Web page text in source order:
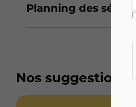
Planning des
Nos suggestions